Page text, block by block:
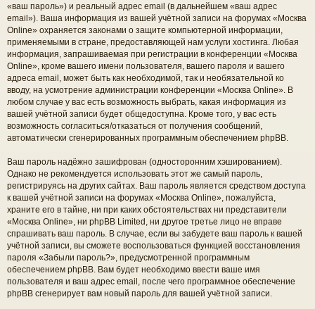
«ваш пароль») и реальный адрес email (в дальнейшем «ваш адрес
email»). Ваша информация из вашей учётной записи на форумах «Москва
Online» охраняется законами о защите компьютерной информации,
применяемыми в стране, предоставляющей нам услуги хостинга. Любая
информация, запрашиваемая при регистрации в конференции «Москва
Online», кроме вашего имени пользователя, вашего пароля и вашего
адреса email, может быть как необходимой, так и необязательной ко
вводу, на усмотрение администрации конференции «Москва Online». В
любом случае у вас есть возможность выбрать, какая информация из
вашей учётной записи будет общедоступна. Кроме того, у вас есть
возможность согласиться/отказаться от получения сообщений,
автоматически сгенерированных программным обеспечением phpBB.
Ваш пароль надёжно зашифрован (односторонним хэшированием).
Однако не рекомендуется использовать этот же самый пароль,
регистрируясь на других сайтах. Ваш пароль является средством доступа
к вашей учётной записи на форумах «Москва Online», пожалуйста,
храните его в тайне, ни при каких обстоятельствах ни представители
«Москва Online», ни phpBB Limited, ни другое третье лицо не вправе
спрашивать ваш пароль. В случае, если вы забудете ваш пароль к вашей
учётной записи, вы сможете воспользоваться функцией восстановления
пароля «Забыли пароль?», предусмотренной программным
обеспечением phpBB. Вам будет необходимо ввести ваше имя
пользователя и ваш адрес email, после чего программное обеспечение
phpBB сгенерирует вам новый пароль для вашей учётной записи.